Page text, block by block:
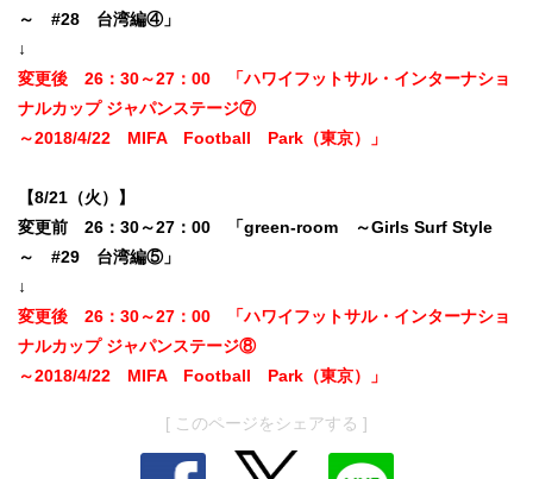
～ #28 台湾編④」
↓
変更後 26：30～27：00 「ハワイフットサル・インターナショ
ナルカップ ジャパンステージ⑦
～2018/4/22 MIFA Football Park（東京）」
【8/21（火）】
変更前 26：30～27：00 「green-room ～Girls Surf Style
～ #29 台湾編⑤」
↓
変更後 26：30～27：00 「ハワイフットサル・インターナショ
ナルカップ ジャパンステージ⑧
～2018/4/22 MIFA Football Park（東京）」
[ このページをシェアする ]